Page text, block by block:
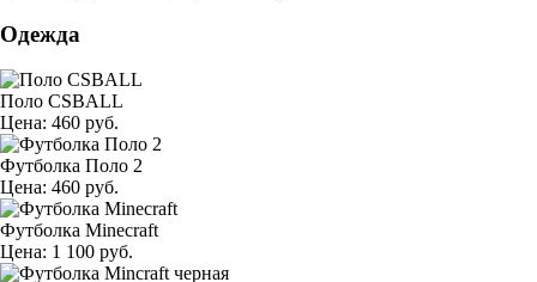
Одежда
Поло CSBALL
Цена: 460 руб.
Футболка Поло 2
Цена: 460 руб.
Футболка Minecraft
Цена: 1 100 руб.